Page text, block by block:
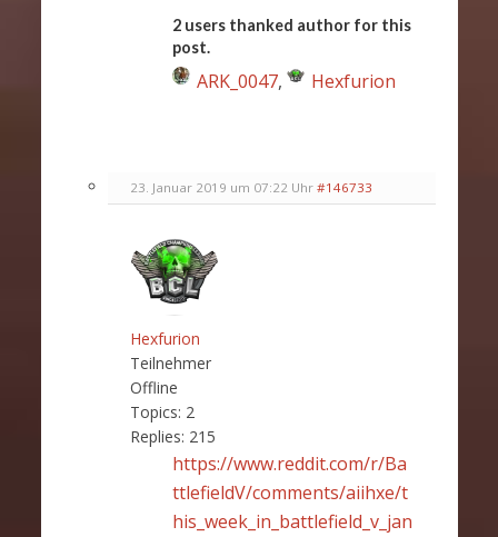
2 users thanked author for this
post.
ARK_0047, Hexfurion
23. Januar 2019 um 07:22 Uhr #146733
Hexfurion
Teilnehmer
Offline
Topics: 2
Replies: 215
https://www.reddit.com/r/Ba
ttlefieldV/comments/aiihxe/t
his_week_in_battlefield_v_jan